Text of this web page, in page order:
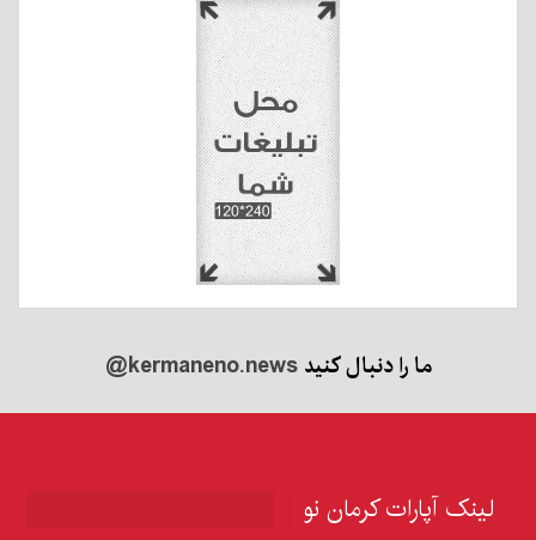
ما را دنبال کنید@kermaneno.news
لینک آپارات کرمان نو